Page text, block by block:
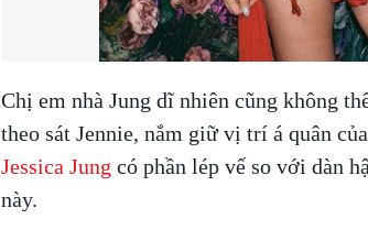
Chị em nhà Jung dĩ nhiên cũng không
theo sát Jennie, nắm giữ vị trí á quân
Jessica Jung có phần lép vế so với dàn
này.